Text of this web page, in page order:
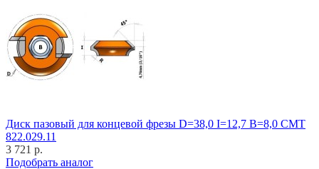
Диск пазовый для концевой фрезы D=38,0 I=12,7 B=8,0 CMT
822.029.11
3 721 р.
Подобрать аналог